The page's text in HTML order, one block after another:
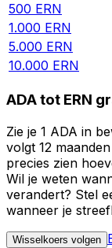
500 ERN
1.000 ERN
5.000 ERN
10.000 ERN
ADA tot ERN
Zie je 1 ADA in
volgt 12
precies zien
Wil je weten
verandert? Stel
wanneer je
Wisselkoers volgen